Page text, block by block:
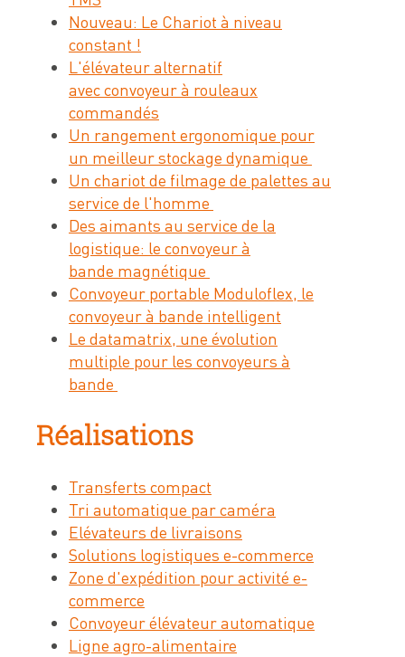
Nouveau: Le Chariot à niveau
constant !
L'élévateur alternatif
avec convoyeur à rouleaux
commandés
Un rangement ergonomique pour
un meilleur stockage dynamique
Un chariot de filmage de palettes au
service de l'homme
Des aimants au service de la
logistique: le convoyeur à
bande magnétique
Convoyeur portable Moduloflex, le
convoyeur à bande intelligent
Le datamatrix, une évolution
multiple pour les convoyeurs à
bande
Réalisations
Transferts compact
Tri automatique par caméra
Elévateurs de livraisons
Solutions logistiques e-commerce
Zone d'expédition pour activité e-
commerce
Convoyeur élévateur automatique
Ligne agro-alimentaire